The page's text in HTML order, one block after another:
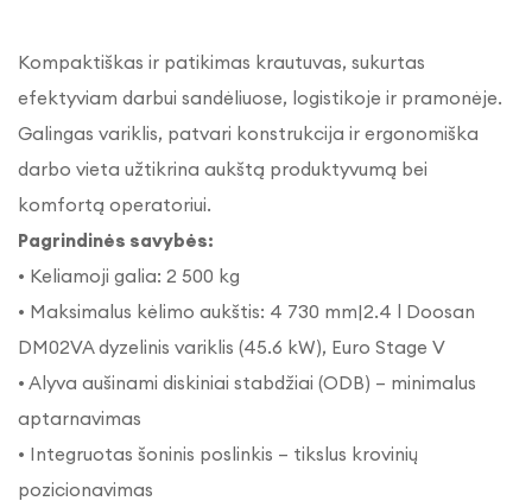
Kompaktiškas ir patikimas krautuvas, sukurtas
efektyviam darbui sandėliuose, logistikoje ir pramonėje.
Galingas variklis, patvari konstrukcija ir ergonomiška
darbo vieta užtikrina aukštą produktyvumą bei
komfortą operatoriui.
Pagrindinės savybės:
• Keliamoji galia: 2 500 kg
• Maksimalus kėlimo aukštis: 4 730 mm|2.4 l Doosan
DM02VA dyzelinis variklis (45.6 kW), Euro Stage V
• Alyva aušinami diskiniai stabdžiai (ODB) – minimalus
aptarnavimas
• Integruotas šoninis poslinkis – tikslus krovinių
pozicionavimas